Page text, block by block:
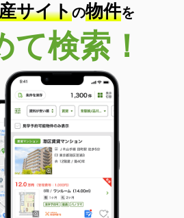
サイトの物件を
て検索！